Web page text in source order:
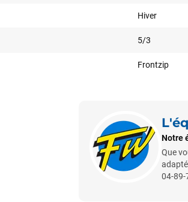
Hiver
5/3
Frontzip
Notre
Que
04-89-
Votre satisfaction est notre
Découvrez quelques uns de